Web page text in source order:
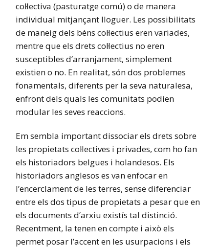
col·lectiva (pasturatge comú) o de manera
individual mitjançant lloguer. Les possibilitats
de maneig dels béns col·lectius eren variades,
mentre que els drets col·lectius no eren
susceptibles d’arranjament, simplement
existien o no. En realitat, són dos problemes
fonamentals, diferents per la seva naturalesa,
enfront dels quals les comunitats podien
modular les seves reaccions.
Em sembla important dissociar els drets sobre
les propietats col·lectives i privades, com ho fan
els historiadors belgues i holandesos. Els
historiadors anglesos es van enfocar en
l’encerclament de les terres, sense diferenciar
entre els dos tipus de propietats a pesar que en
els documents d’arxiu existís tal distinció.
Recentment, la tenen en compte i això els
permet posar l’accent en les usurpacions i els